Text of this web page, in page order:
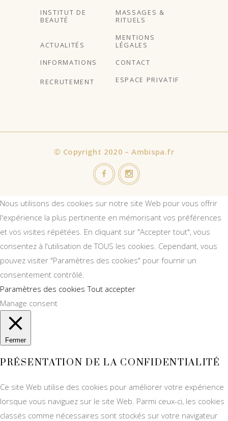
INSTITUT DE
BEAUTÉ
MASSAGES &
RITUELS
ACTUALITÉS
MENTIONS
LÉGALES
INFORMATIONS
CONTACT
RECRUTEMENT ESPACE PRIVATIF
© Copyright 2020 – Ambispa.fr
Nous utilisons des cookies sur notre site Web pour vous offrir
l'expérience la plus pertinente en mémorisant vos préférences
et vos visites répétées. En cliquant sur "Accepter tout", vous
consentez à l'utilisation de TOUS les cookies. Cependant, vous
pouvez visiter "Paramètres des cookies" pour fournir un
consentement contrôlé.
Paramètres des cookies Tout accepter
Manage consent
Fermer
PRÉSENTATION DE LA CONFIDENTIALITÉ
Ce site Web utilise des cookies pour améliorer votre expérience
lorsque vous naviguez sur le site Web. Parmi ceux-ci, les cookies
classés comme nécessaires sont stockés sur votre navigateur